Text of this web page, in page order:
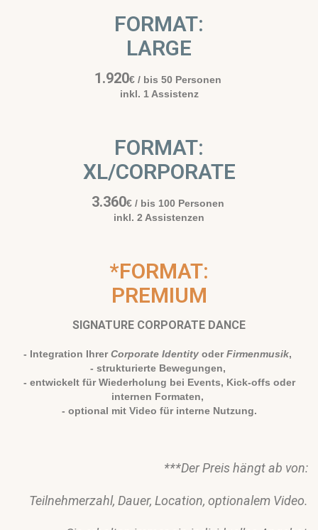
FORMAT:
LARGE
1.920€/ bis 50 Personen
inkl. 1 Assistenz
FORMAT:
XL/CORPORATE
3.360€/ bis 100 Personen
inkl. 2 Assistenzen
*FORMAT:
PREMIUM
SIGNATURE CORPORATE DANCE
- Integration IhrerCorporate Identity oderFirmenmusik,
- strukturierte Bewegungen,
- entwickelt für Wiederholung bei Events, Kick-offs oder
internen Formaten,
- optional mit Video für interne Nutzung.
***Der Preis hängt ab von:
Teilnehmerzahl, Dauer, Location, optionalem Video.